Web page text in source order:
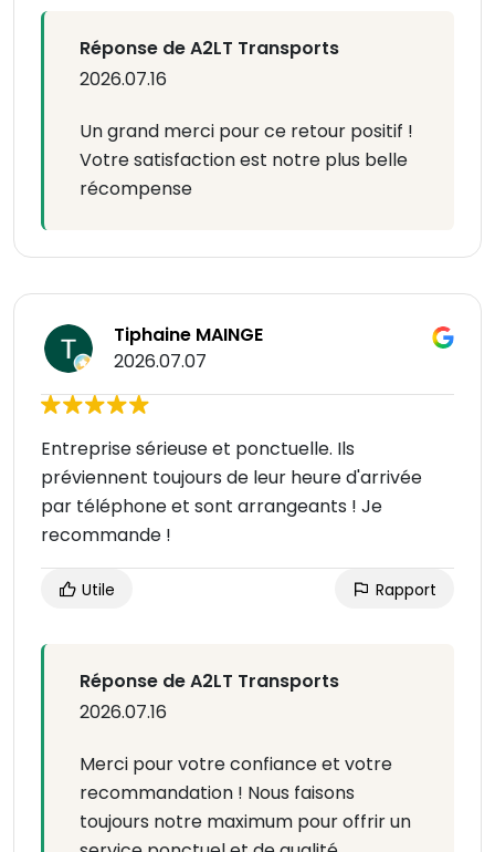
Réponse de A2LT Transports
2026.07.16
Un grand merci pour ce retour positif !
Votre satisfaction est notre plus belle
récompense
Tiphaine MAINGE
2026.07.07
Entreprise sérieuse et ponctuelle. Ils
préviennent toujours de leur heure d'arrivée
par téléphone et sont arrangeants ! Je
recommande !
Utile Rapport
Réponse de A2LT Transports
2026.07.16
Merci pour votre confiance et votre
recommandation ! Nous faisons
toujours notre maximum pour offrir un